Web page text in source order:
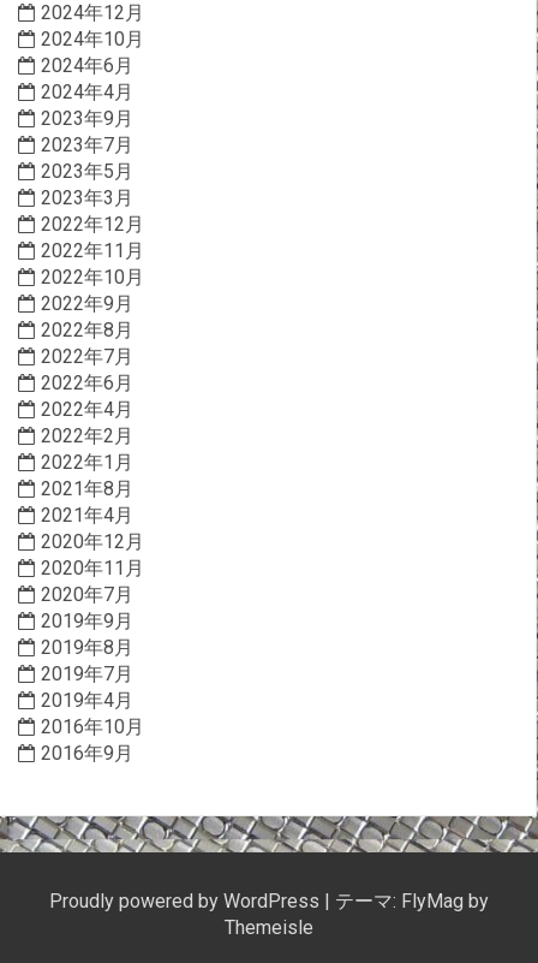
2024年12月
2024年10月
2024年6月
2024年4月
2023年9月
2023年7月
2023年5月
2023年3月
2022年12月
2022年11月
2022年10月
2022年9月
2022年8月
2022年7月
2022年6月
2022年4月
2022年2月
2022年1月
2021年8月
2021年4月
2020年12月
2020年11月
2020年7月
2019年9月
2019年8月
2019年7月
2019年4月
2016年10月
2016年9月
Proudly powered by WordPress テーマ: FlyMag by
Themeisle